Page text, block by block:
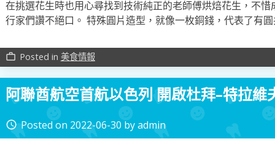
在挑選花生時也用心尋找到技術純正的老師傅烘焙花生，不
行家們讚不絕口。 特殊圓片造型，就像一枚銅錢，代表了有
work_outline Posted in 美食情報
阿聯酋航空首航以色列 開啟杜拜–特拉維
access_time Posted on 2022-06-30 byadmin